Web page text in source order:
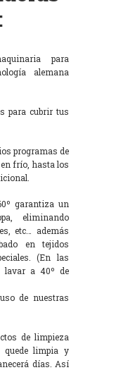
para
alemana
para cubrir tus
programas de
frío, hasta los
garantiza un
eliminando
etc… además
en tejidos
(En las
lavar a 40º de
de nuestras
de limpieza
quede limpia y
días. Así